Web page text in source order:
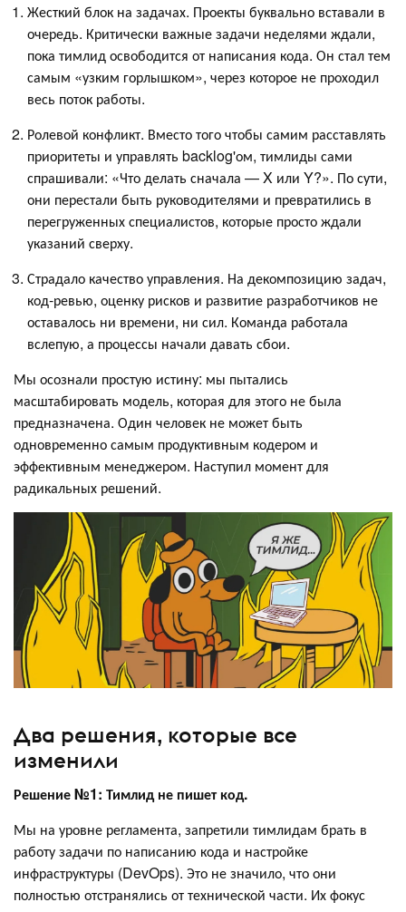
Жесткий блок на задачах. Проекты буквально вставали в
очередь. Критически важные задачи неделями ждали,
пока тимлид освободится от написания кода. Он стал тем
самым «узким горлышком», через которое не проходил
весь поток работы.
Ролевой конфликт. Вместо того чтобы самим расставлять
приоритеты и управлять backlog'ом, тимлиды сами
спрашивали: «Что делать сначала — X или Y?». По сути,
они перестали быть руководителями и превратились в
перегруженных специалистов, которые просто ждали
указаний сверху.
Страдало качество управления. На декомпозицию задач,
код-ревью, оценку рисков и развитие разработчиков не
оставалось ни времени, ни сил. Команда работала
вслепую, а процессы начали давать сбои.
Мы осознали простую истину: мы пытались
масштабировать модель, которая для этого не была
предназначена. Один человек не может быть
одновременно самым продуктивным кодером и
эффективным менеджером. Наступил момент для
радикальных решений.
Два решения, которые все
изменили
Решение №1: Тимлид не пишет код.
Мы на уровне регламента, запретили тимлидам брать в
работу задачи по написанию кода и настройке
инфраструктуры (DevOps). Это не значило, что они
полностью отстранялись от технической части. Их фокус